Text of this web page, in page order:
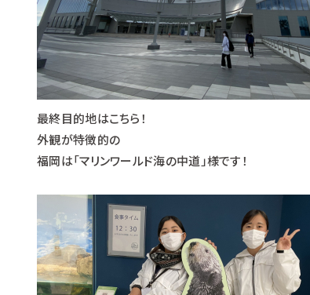
最終目的地はこちら！
外観が特徴的の
福岡は「マリンワールド海の中道」様です！